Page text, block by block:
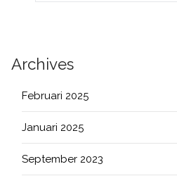
Archives
Februari 2025
Januari 2025
September 2023